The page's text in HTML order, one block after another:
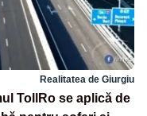
Realitatea de Giurgiu
TollRo se aplică de